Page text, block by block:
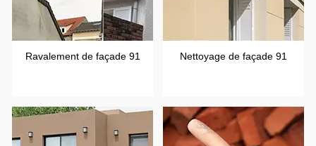
Ravalement de façade 91 Nettoyage de façade 91